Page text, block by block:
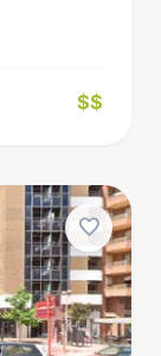
$$
favorite